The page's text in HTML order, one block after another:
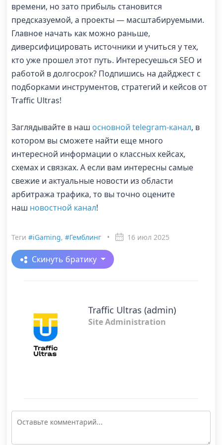
времени, но зато прибыль становится
предсказуемой, а проекты — масштабируемыми.
Главное начать как можно раньше,
диверсифицировать источники и учиться у тех,
кто уже прошел этот путь. Интересуешься SEO и
работой в долгосрок? Подпишись на дайджест с
подборками инструментов, стратегий и кейсов от
Traffic Ultras!
Заглядывайте в наш основной telegram-канал, в
котором вы сможете найти еще много
интересной информации о классных кейсах,
схемах и связках. А если вам интересны самые
свежие и актуальные новости из области
арбитража трафика, то вы точно оцените
наш новостной канал!
Теги #iGaming, #Гемблинг • 16 июл 2025
Скинуть братику
Traffic Ultras (admin)
Site Administration